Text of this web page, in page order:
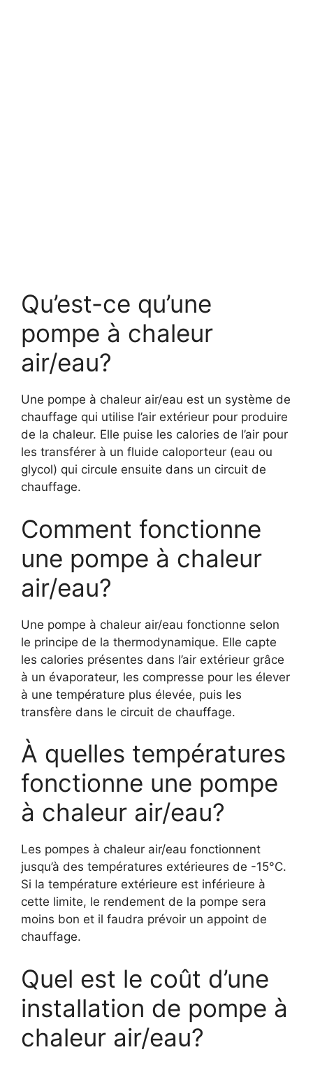
Qu’est-ce qu’une
pompe à chaleur
air/eau?
Une pompe à chaleur air/eau est un système de
chauffage qui utilise l’air extérieur pour produire
de la chaleur. Elle puise les calories de l’air pour
les transférer à un fluide caloporteur (eau ou
glycol) qui circule ensuite dans un circuit de
chauffage.
Comment fonctionne
une pompe à chaleur
air/eau?
Une pompe à chaleur air/eau fonctionne selon
le principe de la thermodynamique. Elle capte
les calories présentes dans l’air extérieur grâce
à un évaporateur, les compresse pour les élever
à une température plus élevée, puis les
transfère dans le circuit de chauffage.
À quelles températures
fonctionne une pompe
à chaleur air/eau?
Les pompes à chaleur air/eau fonctionnent
jusqu’à des températures extérieures de -15°C.
Si la température extérieure est inférieure à
cette limite, le rendement de la pompe sera
moins bon et il faudra prévoir un appoint de
chauffage.
Quel est le coût d’une
installation de pompe à
chaleur air/eau?